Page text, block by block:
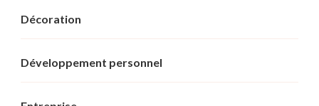
Décoration
Développement personnel